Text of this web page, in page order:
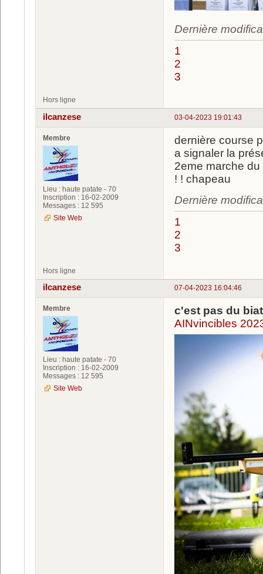
Dernière
1
2
3
Hors ligne
03-04-2023 19:01:43
ilcanzese
Membre
Lieu : haute patate - 70
Inscription : 16-02-2009
Messages : 12 595
Site Web
dernière course
a signaler la
2eme marche
! ! chapeau
Dernière
1
2
3
Hors ligne
07-04-2023 16:04:46
ilcanzese
Membre
Lieu : haute patate - 70
Inscription : 16-02-2009
Messages : 12 595
Site Web
c'est pas du
AINvincibles